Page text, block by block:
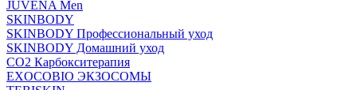
JUVENA Men
SKINBODY
SKINBODY Профессиональный уход
SKINBODY Домашний уход
CO2 Карбокситерапия
EXOCOBIO ЭКЗОСОМЫ